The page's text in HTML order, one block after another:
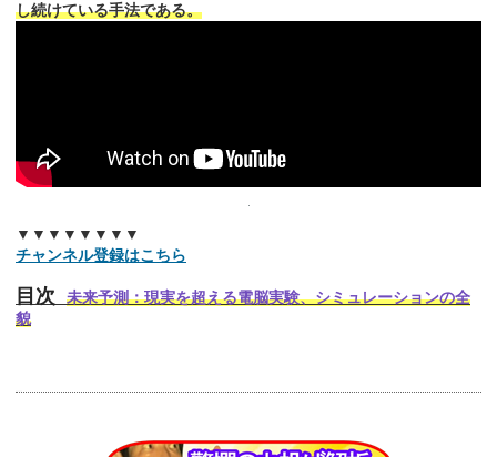
し続けている手法である。
▼▼▼▼▼▼▼▼
チャンネル登録はこちら
目次
未来予測：現実を超える電脳実験、シミュレーションの全
貌